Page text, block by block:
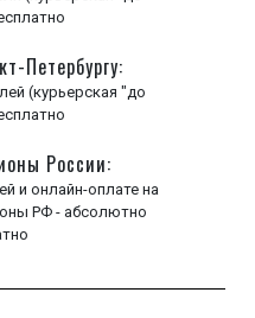
Петербургу:
(курьерская "до
России:
и онлайн-оплате на
РФ - абсолютно